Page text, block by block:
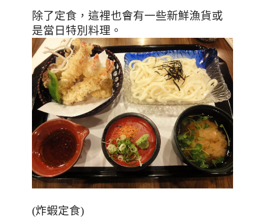
除了定食，這裡也會有一些新鮮漁貨或
是當日特別料理。
(炸蝦定食)